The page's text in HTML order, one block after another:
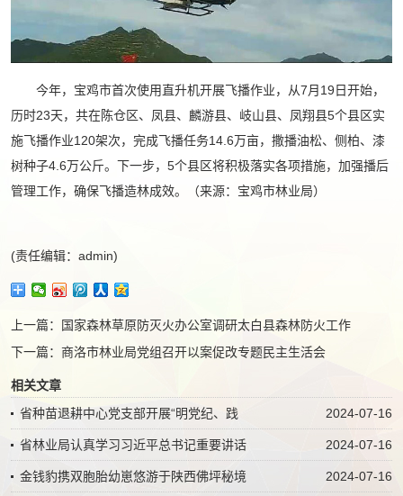
今年，宝鸡市首次使用直升机开展飞播作业，从7月19日开始，
历时23天，共在陈仓区、凤县、麟游县、岐山县、凤翔县5个县区实
施飞播作业120架次，完成飞播任务14.6万亩，撒播油松、侧柏、漆
树种子4.6万公斤。下一步，5个县区将积极落实各项措施，加强播后
管理工作，确保飞播造林成效。（来源：宝鸡市林业局）
(责任编辑：admin)
上一篇：
国家森林草原防灭火办公室调研太白县森林防火工作
下一篇： 商洛市林业局党组召开以案促改专题民主生活会
相关文章
2024-07-16
省种苗退耕中心党支部开展“明党纪、践
2024-07-16
省林业局认真学习习近平总书记重要讲话
2024-07-16
金钱豹携双胞胎幼崽悠游于陕西佛坪秘境